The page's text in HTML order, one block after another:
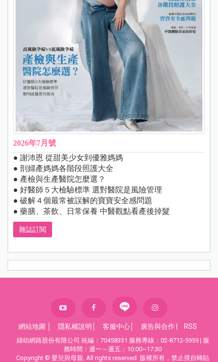
2026年7月號
● 謝沛恩 從甜美少女到優雅媽媽
● 剖婦產媽媽各階段照護大全
● 產檢與生產醫院怎麼選？
● 好醫師５大檢驗標準 選對醫院是風險管理
● 破解４個最常被誤解的寶寶安全感問題
● 藥膳、茶飲、日常保養 中醫觀點看產後掉髮
雜誌訂閱
網站地圖 隱私權說明 客服中心 廣告與合作 RSS
婦幼網路股份有限公司 統編：70458331 服務專線：02-8712-5959 | 服
務時間：週一～週五：10:00~17:30
Copyright © 嬰兒與母親. All rights reserved. 版權所有，禁止擅自轉貼